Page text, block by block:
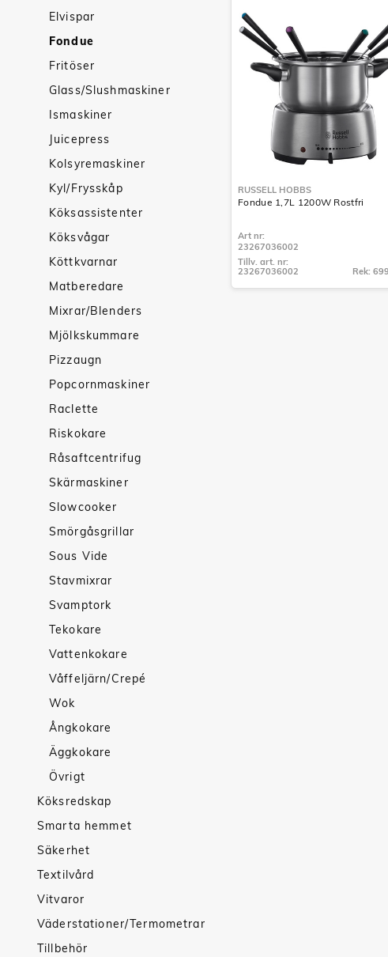
Elvispar
Fondue
Fritöser
Glass/Slushmaskiner
Ismaskiner
Juicepress
Kolsyremaskiner
Kyl/Frysskåp
Köksassistenter
Köksvågar
Köttkvarnar
Matberedare
Mixrar/Blenders
Mjölkskummare
Pizzaugn
Popcornmaskiner
Raclette
Riskokare
Råsaftcentrifug
Skärmaskiner
Slowcooker
Smörgåsgrillar
Sous Vide
Stavmixrar
Svamptork
Tekokare
Vattenkokare
Våffeljärn/Crepé
Wok
Ångkokare
Äggkokare
Övrigt
Köksredskap
Smarta hemmet
Säkerhet
Textilvård
Vitvaror
Väderstationer/Termometrar
Tillbehör
RUSSELL HOBBS
Fondue 1,7L 1200W Rostfri
Art nr:
23267036002
23267036002
Tillv. art. nr:
23267036002
Rek: